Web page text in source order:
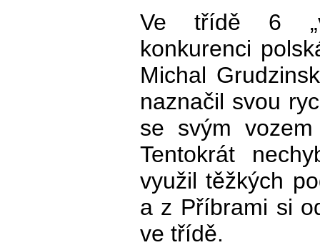
Ve třídě 6
konkurenci
Michal
naznačil svou
se svým
Tentokrát
využil těžkých
a z Příbrami si
ve třídě.